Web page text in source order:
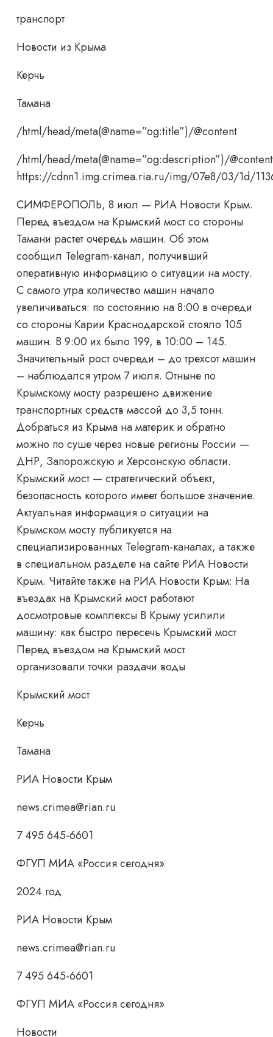
транспорт
Новости из Крыма
Керчь
Тамана
/html/head/meta(@name=”og:title”)/@content
/html/head/meta(@name=”og:description”)/@content
https://cdnn1.img.crimea.ria.ru/img/07e8/03/1d/
СИМФЕРОПОЛЬ, 8 июл — РИА Новости Крым.
Перед въездом на Крымский мост со стороны
Тамани растет очередь машин. Об этом
сообщил Telegram-канал, получивший
оперативную информацию о ситуации на мосту.
С самого утра количество машин начало
увеличиваться: по состоянию на 8:00 в очереди
со стороны Карии Краснодарской стояло 105
машин. В 9:00 их было 199, в 10:00 – 145.
Значительный рост очереди – до трехсот машин
– наблюдался утром 7 июля. Отныне по
Крымскому мосту разрешено движение
транспортных средств массой до 3,5 тонн.
Добраться из Крыма на материк и обратно
можно по суше через новые регионы России —
ДНР, Запорожскую и Херсонскую области.
Крымский мост — стратегический объект,
безопасность которого имеет большое значение.
Актуальная информация о ситуации на
Крымском мосту публикуется на
специализированных Telegram-каналах, а также
в специальном разделе на сайте РИА Новости
Крым. Читайте также на РИА Новости Крым: На
въездах на Крымский мост работают
досмотровые комплексы В Крыму усилили
машину: как быстро пересечь Крымский мост
Перед въездом на Крымский мост
организовали точки раздачи воды
Крымский мост
Керчь
Тамана
РИА Новости Крым
news.crimea@rian.ru
7 495 645-6601
ФГУП МИА «Россия сегодня»
2024 год
РИА Новости Крым
news.crimea@rian.ru
7 495 645-6601
ФГУП МИА «Россия сегодня»
Новости